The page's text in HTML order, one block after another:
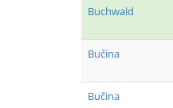
Buchwald
Bučina
Bučina